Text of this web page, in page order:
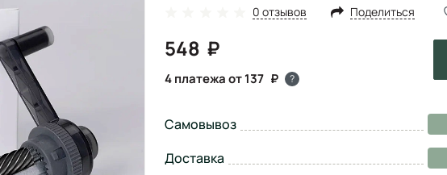
0 отзывов Поделиться
548
4 платежа от 137 ?
Самовывоз
Доставка